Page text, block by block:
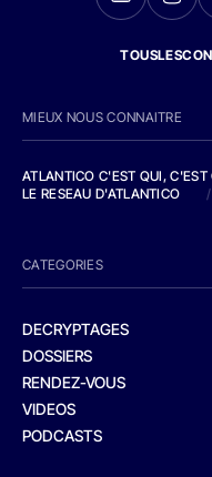
MIEUX NOUS CONNAITRE
ATLANTICO C'EST QUI, C'EST
LE RESEAU D'ATLANTICO
/
CATEGORIES
DECRYPTAGES
DOSSIERS
RENDEZ-VOUS
VIDEOS
PODCASTS